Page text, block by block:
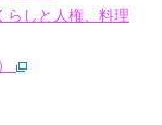
らしと人権、料理